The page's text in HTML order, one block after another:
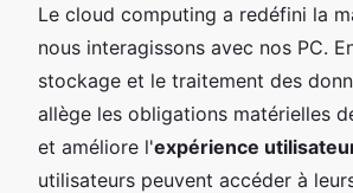
Le cloud computing a redéfini la
nous interagissons avec nos PC.
stockage et le traitement des
allège les obligations matérielles
et améliore l'expérience
utilisateurs peuvent accéder à